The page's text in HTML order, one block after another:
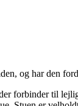
og har den
forbinder til